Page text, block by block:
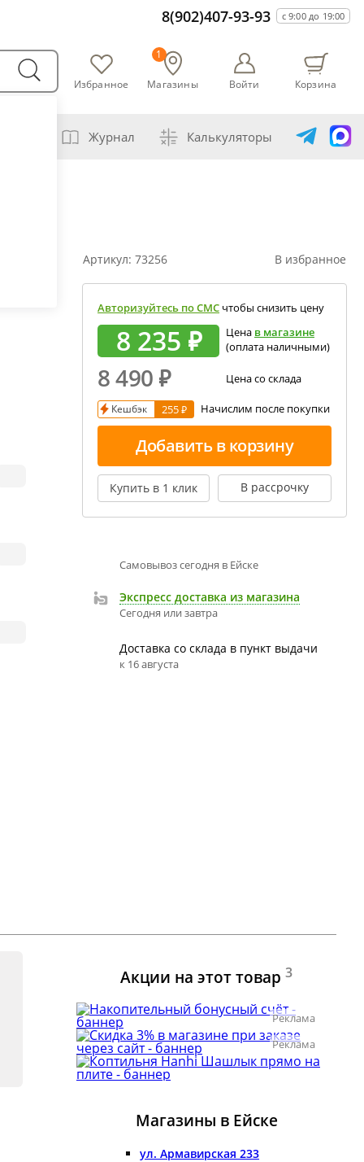
8(902)407-93-93 с 9:00 до 19:00
Избранное Магазины
1
Войти Корзина
Журнал Калькуляторы
перегонка спирта-сырца
сахара глюкозой (декстрозой)
абсолютного спирта и отбора голов
показаний ареометра
и испарение сусла
алкоголя в пиве
В избранное
Артикул: 73256
Авторизуйтесь по СМС чтобы снизить цену
8 235 ₽ Цена в магазине
(оплата наличными)
8 490 ₽ Цена со склада
Кешбэк 255 ₽ Начислим после покупки
Добавить в корзину
Купить в 1 клик В рассрочку
Самовывоз сегодня в Ейскe
Экспресс доставка из магазина
Сегодня или завтра
Доставка со склада в пункт выдачи
к 16 августа
Акции на этот товар 3
Реклама
Реклама
Магазины в Ейскe
ул. Армавирская 233